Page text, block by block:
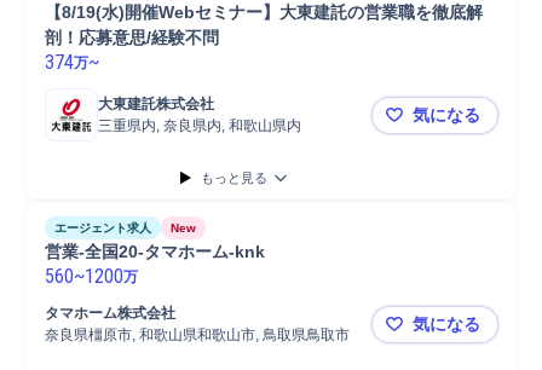
【8/19(水)開催Webセミナー】大東建託の営業職を徹底解
剖！応募意思/経験不問
374万~
大東建託株式会社
三重県内, 奈良県内, 和歌山県内
【8/19(水)
気になる
もっと見る
エージェント求人 New
営業-全国20-タマホーム-knk
560~1200万
タマホーム株式会社
奈良県橿原市, 和歌山県和歌山市, 鳥取県鳥取市
営業-全国
気になる